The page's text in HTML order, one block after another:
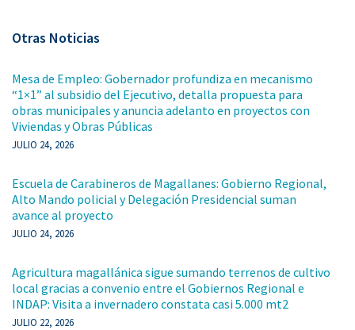
Otras Noticias
Mesa de Empleo: Gobernador profundiza en mecanismo
“1×1” al subsidio del Ejecutivo, detalla propuesta para
obras municipales y anuncia adelanto en proyectos con
Viviendas y Obras Públicas
JULIO 24, 2026
Escuela de Carabineros de Magallanes: Gobierno Regional,
Alto Mando policial y Delegación Presidencial suman
avance al proyecto
JULIO 24, 2026
Agricultura magallánica sigue sumando terrenos de cultivo
local gracias a convenio entre el Gobiernos Regional e
INDAP: Visita a invernadero constata casi 5.000 mt2
JULIO 22, 2026